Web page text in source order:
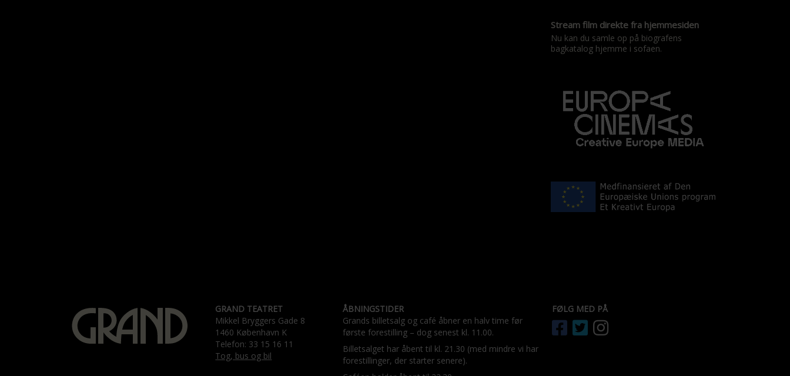
Stream film direkte fra hjemmesiden
Nu kan du samle op på biografens
bagkatalog hjemme i sofaen.
GRAND TEATRET
Mikkel Bryggers Gade 8
1460 København K
Telefon: 33 15 16 11
Tog, bus og bil
ÅBNINGSTIDER
Grands billetsalg og café åbner en halv time før
første forestilling – dog senest kl. 11.00.
Billetsalget har åbent til kl. 21.30 (med mindre vi har
forestillinger, der starter senere).
FØLG MED PÅ